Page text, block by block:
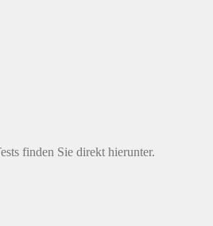
finden Sie direkt hierunter.